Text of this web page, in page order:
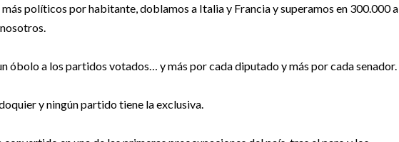
más políticos por habitante, doblamos a Italia y Francia y superamos en 300.000 a
óbolo a los partidos votados… y más por cada diputado y más por cada senador.
y ningún partido tiene la exclusiva.